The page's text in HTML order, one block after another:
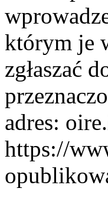
którym je
zgłaszać
adres:
https://